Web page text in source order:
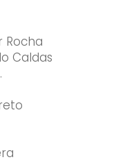
Rocha
Caldas